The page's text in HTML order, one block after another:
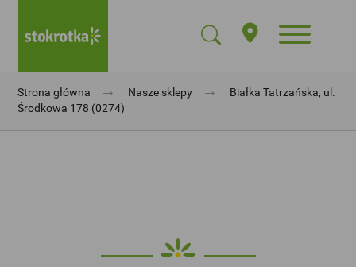
Strona główna → Nasze sklepy →
Białka Tatrzańska, ul.
Środkowa 178 (0274)